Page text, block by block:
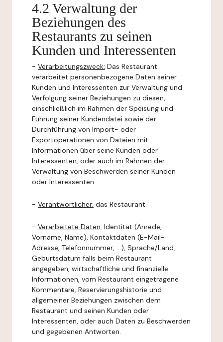
4.2 Verwaltung der
Beziehungen des
Restaurants zu seinen
Kunden und Interessenten
- Verarbeitungszweck: Das Restaurant
verarbeitet personenbezogene Daten seiner
Kunden und Interessenten zur Verwaltung und
Verfolgung seiner Beziehungen zu diesen,
einschließlich im Rahmen der Speisung und
Führung seiner Kundendatei sowie der
Durchführung von Import- oder
Exportoperationen von Dateien mit
Informationen über seine Kunden oder
Interessenten, oder auch im Rahmen der
Verwaltung von Beschwerden seiner Kunden
oder Interessenten.
- Verantwortlicher: das Restaurant.
- Verarbeitete Daten: Identität (Anrede,
Vorname, Name), Kontaktdaten (E-Mail-
Adresse, Telefonnummer, ...), Sprache/Land,
Geburtsdatum falls beim Restaurant
angegeben, wirtschaftliche und finanzielle
Informationen, vom Restaurant eingetragene
Kommentare, Reservierungshistorie und
allgemeiner Beziehungen zwischen dem
Restaurant und seinen Kunden oder
Interessenten, oder auch Daten zu Beschwerden
und gegebenen Antworten.